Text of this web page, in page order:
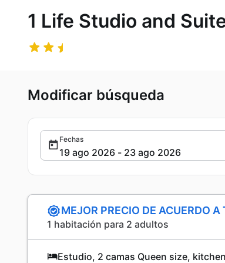
1 Life Studio and
Modificar búsqueda
Fechas
MEJOR PRECIO DE ACUERDO A
1 habitación para 2 adultos
Estudio, 2 camas Queen size,